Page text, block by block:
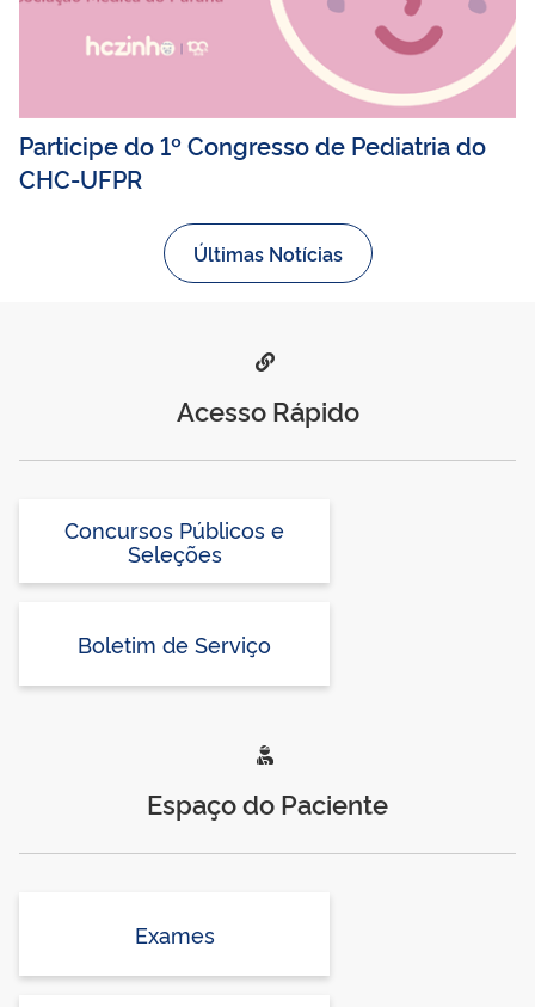
Participe do 1º Congresso de Pediatria do
CHC-UFPR
Últimas Notícias
Acesso Rápido
Concursos Públicos e
Seleções
Boletim de Serviço
Espaço do Paciente
Exames